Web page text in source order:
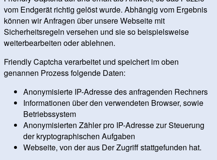
vom Endgerät richtig gelöst wurde. Abhängig vom Ergebnis
können wir Anfragen über unsere Webseite mit
Sicherheitsregeln versehen und sie so beispielsweise
weiterbearbeiten oder ablehnen.
Friendly Captcha verarbeitet und speichert im oben
genannen Prozess folgende Daten:
Anonymisierte IP-Adresse des anfragenden Rechners
Informationen über den verwendeten Browser, sowie
Betriebssystem
Anonymisierten Zähler pro IP-Adresse zur Steuerung
der kryptographischen Aufgaben
Webseite, von der aus Der Zugriff stattgefunden hat.